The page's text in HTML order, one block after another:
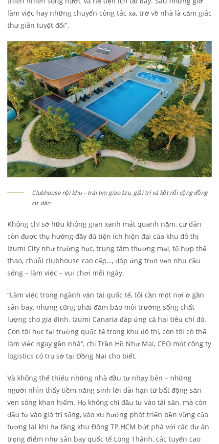
làm việc hay những chuyến công tác xa, trở về nhà là cảm giác
thư giãn tuyệt đối”.
Clubhouse nội khu – trái tim giao lưu, giải trí và kết nối cộng đồng
cư dân
Không chỉ sở hữu không gian xanh mát quanh năm, cư dân
còn được thụ hưởng đầy đủ tiện ích hiện đại của khu đô thị
Izumi City như trường học, trung tâm thương mại, tổ hợp thể
thao, chuỗi clubhouse cao cấp…, đáp ứng trọn vẹn nhu cầu
sống – làm việc – vui chơi mỗi ngày.
“Làm việc trong ngành vận tải quốc tế, tôi cần một nơi ở gần
sân bay, nhưng cũng phải đảm bảo môi trường sống chất
lượng cho gia đình. Izumi Canaria đáp ứng cả hai tiêu chí đó.
Con tôi học tại trường quốc tế trong khu đô thị, còn tôi có thể
làm việc ngay gần nhà”, chị Trần Hồ Như Mai, CEO một công ty
logistics có trụ sở tại Đồng Nai cho biết.
Và không thể thiếu những nhà đầu tư nhạy bén – những
người nhìn thấy tiềm năng sinh lời dài hạn từ bất động sản
ven sông khan hiếm. Họ không chỉ đầu tư vào tài sản, mà còn
đầu tư vào giá trị sống, vào xu hướng phát triển bền vững của
tương lai khi hạ tầng khu Đông TP.HCM bứt phá với các dự án
trọng điểm như sân bay quốc tế Long Thành, các tuyến cao